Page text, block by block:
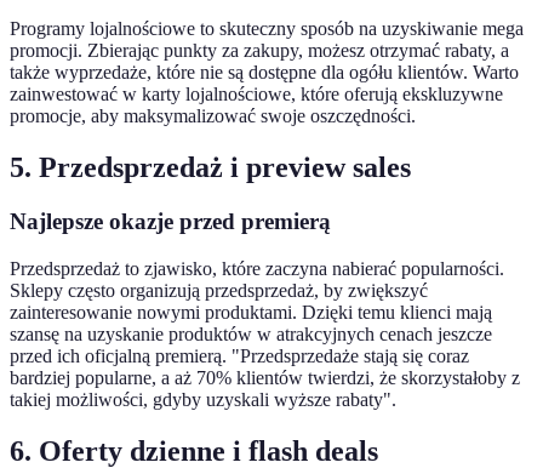
Programy lojalnościowe to skuteczny sposób na uzyskiwanie mega
promocji. Zbierając punkty za zakupy, możesz otrzymać rabaty, a
także wyprzedaże, które nie są dostępne dla ogółu klientów. Warto
zainwestować w karty lojalnościowe, które oferują ekskluzywne
promocje, aby maksymalizować swoje oszczędności.
5. Przedsprzedaż i preview sales
Najlepsze okazje przed premierą
Przedsprzedaż to zjawisko, które zaczyna nabierać popularności.
Sklepy często organizują przedsprzedaż, by zwiększyć
zainteresowanie nowymi produktami. Dzięki temu klienci mają
szansę na uzyskanie produktów w atrakcyjnych cenach jeszcze
przed ich oficjalną premierą. "Przedsprzedaże stają się coraz
bardziej popularne, a aż 70% klientów twierdzi, że skorzystałoby z
takiej możliwości, gdyby uzyskali wyższe rabaty".
6. Oferty dzienne i flash deals